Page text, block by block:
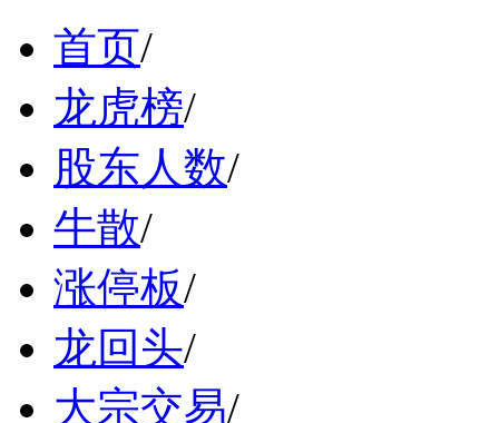
首页/
龙虎榜/
股东人数/
牛散/
涨停板/
龙回头/
大宗交易/